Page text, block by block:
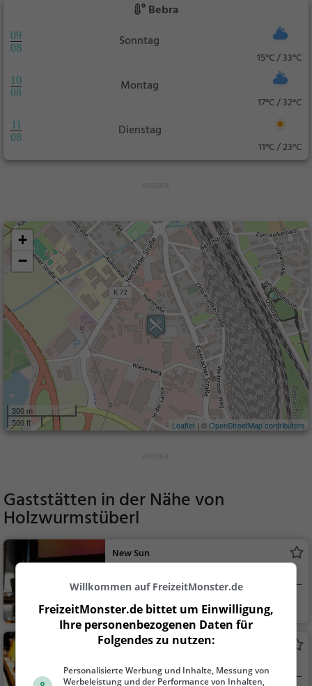
Bebra
09
08
Sonntag
15°C / 33°C
10
08
Montag
17°C / 32°C
11
08
Dienstag
11°C / 23°C
+
−
300 m
500 ft
Leaflet | ©OpenStreetMap contributors
Gaststätten in der Nähe von
Holzwurmstüberl
New Sun
Bebra
Bar, Bier, Wein, Sn
acks / Getränke
Stadtschänke
Bar in Bebra
Willkommen auf FreizeitMonster.de
FreizeitMonster.de bittet um Einwilligung,
Ihre personenbezogenen Daten für
Folgendes zu nutzen:
Personalisierte Werbung und Inhalte, Messung von
Werbeleistung und der Performance von Inhalten,